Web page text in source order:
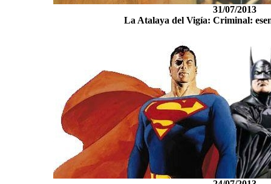
31/07/2013
La Atalaya del Vigía: Criminal: